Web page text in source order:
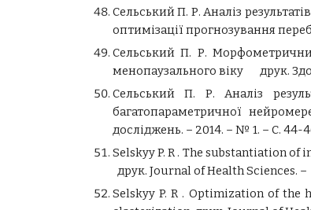
Сельський П. Р. Аналіз
оптимізації прогнозування
Сельський П. Р.
менопаузального віку друк.
Сельський П. Р. Аналіз
багатопараметричної
досліджень. – 2014. – № 1. – С. 44-
Selskyy P. R . The substantiation
друк. Journal of Health Sciences. –
Selskyy P. R . Optimization of